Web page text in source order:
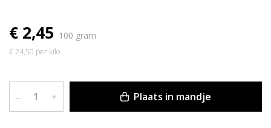
€ 2,45 100 gram
€ 24,50 per kilo
– + Plaats in mandje